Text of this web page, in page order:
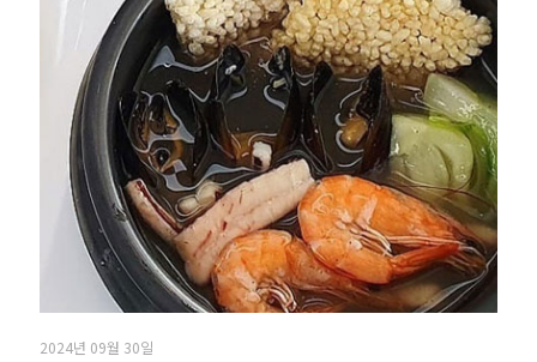
2024년 09월 30일